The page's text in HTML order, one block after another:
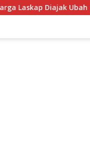
Jadi Cuan